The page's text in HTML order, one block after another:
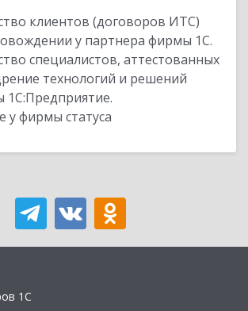
клиентов (договоров ИТС)
у партнера фирмы 1С.
специалистов, аттестованных
технологий и решений
1С:Предприятие.
у фирмы статуса
1С